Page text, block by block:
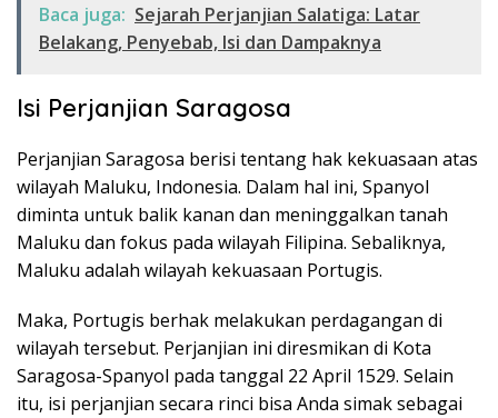
Baca juga: Sejarah Perjanjian Salatiga: Latar
Belakang, Penyebab, Isi dan Dampaknya
Isi Perjanjian Saragosa
Perjanjian Saragosa berisi tentang hak kekuasaan atas
wilayah Maluku, Indonesia. Dalam hal ini, Spanyol
diminta untuk balik kanan dan meninggalkan tanah
Maluku dan fokus pada wilayah Filipina. Sebaliknya,
Maluku adalah wilayah kekuasaan Portugis.
Maka, Portugis berhak melakukan perdagangan di
wilayah tersebut. Perjanjian ini diresmikan di Kota
Saragosa-Spanyol pada tanggal 22 April 1529. Selain
itu, isi perjanjian secara rinci bisa Anda simak sebagai